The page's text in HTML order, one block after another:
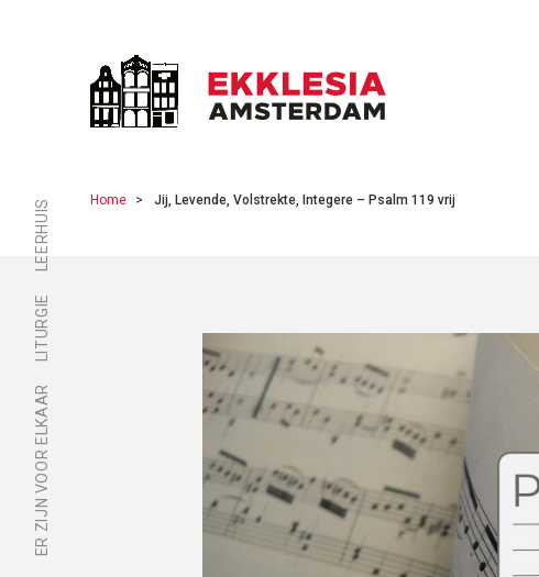
LEERHUIS
LITURGIE
ER ZIJN VOOR ELKAAR
Home Jij, Levende, Volstrekte, Integere – Psalm 119 vrij